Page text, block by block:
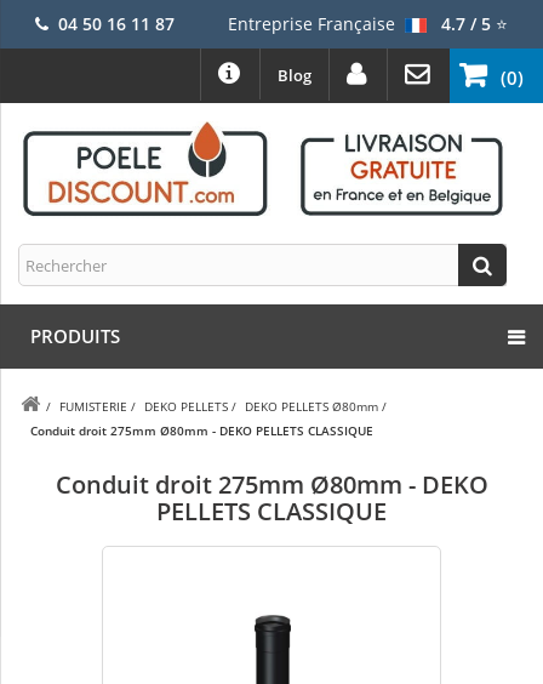
04 50 16 11 87 Entreprise Française 4.7 / 5⭐
(0)
Blog
PRODUITS
/ FUMISTERIE / DEKO PELLETS / DEKO PELLETS Ø80mm /
Conduit droit 275mm Ø80mm - DEKO PELLETS CLASSIQUE
Conduit droit 275mm Ø80mm - DEKO
PELLETS CLASSIQUE